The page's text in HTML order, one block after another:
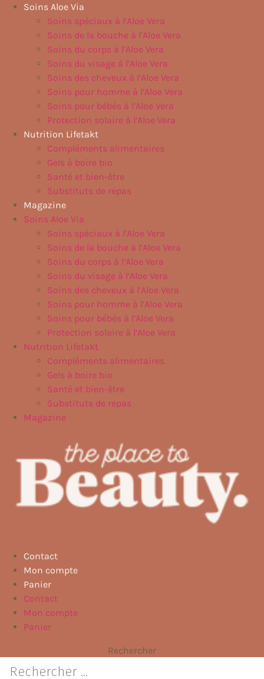
Aller
Soins Aloe Via
Soins spéciaux à l’Aloe Vera
Soins de la bouche à l’Aloe Vera
Soins du corps à l’Aloe Vera
Soins du visage à l’Aloe Vera
Soins des cheveux à l’Aloe Vera
Soins pour homme à l’Aloe Vera
Soins pour bébés à l’Aloe Vera
Protection solaire à l’Aloe Vera
Nutrition Lifetakt
Compléments alimentaires
Gels à boire bio
Santé et bien-être
Substituts de repas
Magazine
Soins Aloe Via
Soins spéciaux à l’Aloe Vera
Soins de la bouche à l’Aloe Vera
Soins du corps à l’Aloe Vera
Soins du visage à l’Aloe Vera
Soins des cheveux à l’Aloe Vera
Soins pour homme à l’Aloe Vera
Soins pour bébés à l’Aloe Vera
Protection solaire à l’Aloe Vera
Nutrition Lifetakt
Compléments alimentaires
Gels à boire bio
Santé et bien-être
Substituts de repas
Magazine
Contact
Mon compte
Panier
Contact
Mon compte
Panier
Rechercher